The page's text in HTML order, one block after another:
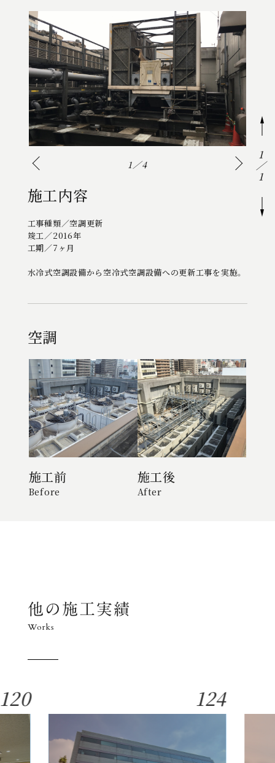
1 4
施工内容
工事種類／空調更新
竣工／2016年
工期／7ヶ月
水冷式空調設備から空冷式空調設備への更新工事を実施。
空調
施工前
Before
施工後
After
1 4
施工内容
工事種類／空調更新
竣工／2016年
工期／7ヶ月
水冷式空調設備から空冷式空調設備への更新工事を実施。
空調
施工前
Before
施工後
After
1 4
施工内容
工事種類／空調更新
竣工／2016年
工期／7ヶ月
水冷式空調設備から空冷式空調設備への更新工事を実施。
空調
施工前
Before
施工後
After
1
1
他の施工実績
Works
120 124